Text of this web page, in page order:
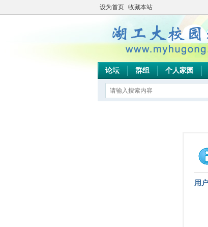
设为首页 收藏本站
论坛 群组 个人家园
用